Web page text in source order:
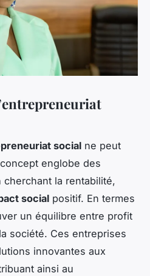
social ne peut
englobe des
la rentabilité,
social positif. En termes
un équilibre entre profit
société. Ces entreprises
innovantes aux
ainsi au